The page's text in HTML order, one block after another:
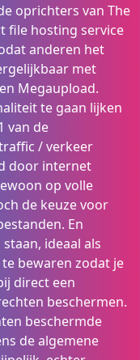
oprichters van The
file hosting service
anderen het
met
Megaupload.
te gaan lijken
van de
/ verkeer
door internet
op volle
de keuze voor
En
ideaal als
bewaren zodat je
direct een
beschermen.
beschermde
de algemene